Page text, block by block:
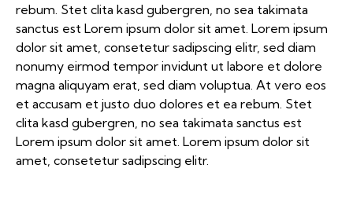
rebum. Stet clita kasd gubergren, no sea takimata
sanctus est Lorem ipsum dolor sit amet. Lorem ipsum
dolor sit amet, consetetur sadipscing elitr, sed diam
nonumy eirmod tempor invidunt ut labore et dolore
magna aliquyam erat, sed diam voluptua. At vero eos
et accusam et justo duo dolores et ea rebum. Stet
clita kasd gubergren, no sea takimata sanctus est
Lorem ipsum dolor sit amet. Lorem ipsum dolor sit
amet, consetetur sadipscing elitr.